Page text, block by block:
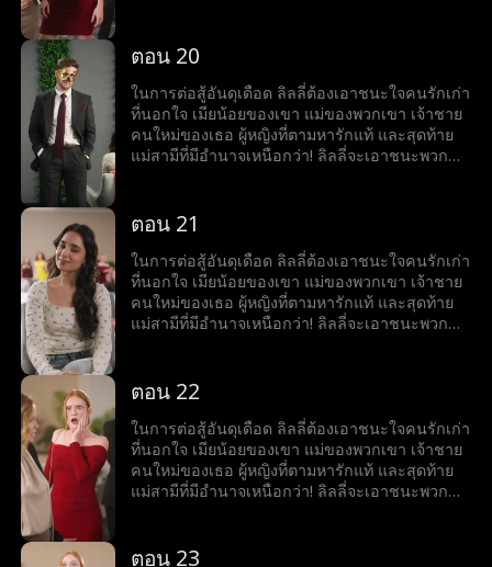
ตอน 20
ในการต่อสู้อันดุเดือด ลิลลี่ต้องเอาชนะใจคนรักเก่า
ที่นอกใจ เมียน้อยของเขา แม่ของพวกเขา เจ้าชาย
คนใหม่ของเธอ ผู้หญิงที่ตามหารักแท้ และสุดท้าย
แม่สามีที่มีอำนาจเหนือกว่า! ลิลลี่จะเอาชนะพวก
ตอน 21
ในการต่อสู้อันดุเดือด ลิลลี่ต้องเอาชนะใจคนรักเก่า
ที่นอกใจ เมียน้อยของเขา แม่ของพวกเขา เจ้าชาย
คนใหม่ของเธอ ผู้หญิงที่ตามหารักแท้ และสุดท้าย
แม่สามีที่มีอำนาจเหนือกว่า! ลิลลี่จะเอาชนะพวก
ตอน 22
ในการต่อสู้อันดุเดือด ลิลลี่ต้องเอาชนะใจคนรักเก่า
ที่นอกใจ เมียน้อยของเขา แม่ของพวกเขา เจ้าชาย
คนใหม่ของเธอ ผู้หญิงที่ตามหารักแท้ และสุดท้าย
แม่สามีที่มีอำนาจเหนือกว่า! ลิลลี่จะเอาชนะพวก
ตอน 23